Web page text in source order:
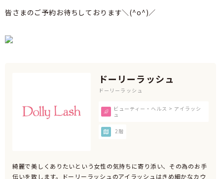
皆さまのご予約お待ちしております＼(^o^)／
ドーリーラッシュ
ドーリーラッシュ
ビューティー・ヘルス > アイラッシ
ュ
2階
綺麗で美しくありたいという女性の気持ちに寄り添い、その為のお手
伝いを致します。ドーリーラッシュのアイラッシュはきめ細かなカウ